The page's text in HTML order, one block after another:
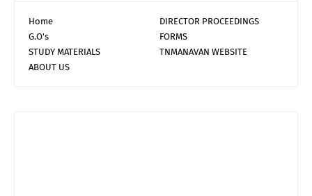
Home
DIRECTOR PROCEEDINGS
G.O's
FORMS
STUDY MATERIALS
TNMANAVAN WEBSITE
ABOUT US